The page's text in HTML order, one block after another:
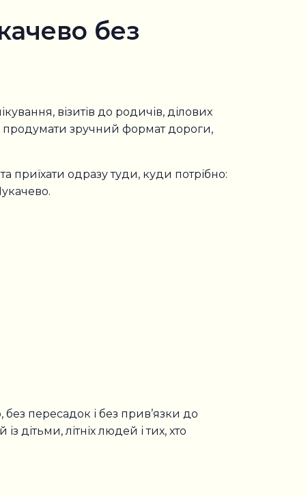
без
візитів до родичів, ділових
продумати зручний формат дороги,
приїхати одразу туди, куди потрібно:
пересадок і без прив’язки до
дітьми, літніх людей і тих, хто